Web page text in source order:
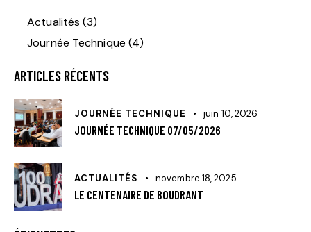
Actualités (3)
Journée Technique (4)
ARTICLES RÉCENTS
JOURNÉE TECHNIQUE juin 10, 2026
JOURNÉE TECHNIQUE 07/05/2026
ACTUALITÉS novembre 18, 2025
LE CENTENAIRE DE BOUDRANT